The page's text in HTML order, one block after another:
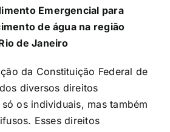
Emergencial para
de água na região
de Janeiro
da Constituição Federal de
diversos direitos
os individuais, mas também
Esses direitos